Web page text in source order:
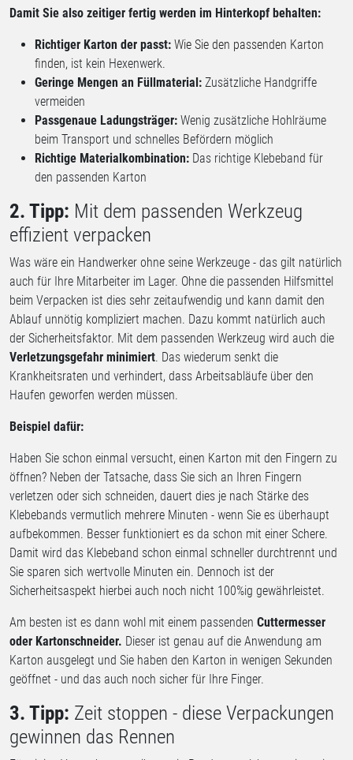
Damit Sie also zeitiger fertig werden im Hinterkopf behalten:
Richtiger Karton der passt: Wie Sie den passenden Karton
finden, ist kein Hexenwerk.
Geringe Mengen an Füllmaterial: Zusätzliche Handgriffe
vermeiden
Passgenaue Ladungsträger: Wenig zusätzliche Hohlräume
beim Transport und schnelles Befördern möglich
Richtige Materialkombination: Das richtige Klebeband für
den passenden Karton
2. Tipp: Mit dem passenden Werkzeug
effizient verpacken
Was wäre ein Handwerker ohne seine Werkzeuge - das gilt natürlich
auch für Ihre Mitarbeiter im Lager. Ohne die passenden Hilfsmittel
beim Verpacken ist dies sehr zeitaufwendig und kann damit den
Ablauf unnötig kompliziert machen. Dazu kommt natürlich auch
der Sicherheitsfaktor. Mit dem passenden Werkzeug wird auch die
Verletzungsgefahr minimiert. Das wiederum senkt die
Krankheitsraten und verhindert, dass Arbeitsabläufe über den
Haufen geworfen werden müssen.
Beispiel dafür:
Haben Sie schon einmal versucht, einen Karton mit den Fingern zu
öffnen? Neben der Tatsache, dass Sie sich an Ihren Fingern
verletzen oder sich schneiden, dauert dies je nach Stärke des
Klebebands vermutlich mehrere Minuten - wenn Sie es überhaupt
aufbekommen. Besser funktioniert es da schon mit einer Schere.
Damit wird das Klebeband schon einmal schneller durchtrennt und
Sie sparen sich wertvolle Minuten ein. Dennoch ist der
Sicherheitsaspekt hierbei auch noch nicht 100%ig gewährleistet.
Am besten ist es dann wohl mit einem passenden Cuttermesser
oder Kartonschneider. Dieser ist genau auf die Anwendung am
Karton ausgelegt und Sie haben den Karton in wenigen Sekunden
geöffnet - und das auch noch sicher für Ihre Finger.
3. Tipp: Zeit stoppen - diese Verpackungen
gewinnen das Rennen